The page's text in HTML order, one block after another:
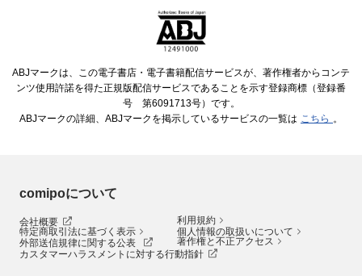
ABJマークは、この電子書店・電子書籍配信サービスが、著作権者からコンテ
ンツ使用許諾を得た正規版配信サービスであることを示す登録商標（登録番
号 第6091713号）です。
ABJマークの詳細、ABJマークを掲示しているサービスの一覧は こちら 。
comipoについて
会社概要
利用規約
特定商取引法に基づく表示
個人情報の取扱いについて
外部送信規律に関する公表
著作権と不正アクセス
カスタマーハラスメントに対する行動指針